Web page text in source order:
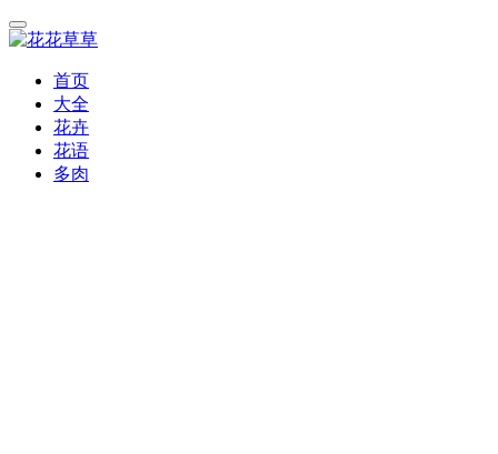
首页
大全
花卉
花语
多肉